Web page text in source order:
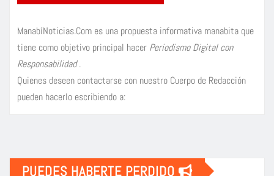
ManabíNoticias.Com es una propuesta informativa manabita que
tiene como objetivo principal hacer Periodismo Digital con
Responsabilidad.
Quienes deseen contactarse con nuestro Cuerpo de Redacción
pueden hacerlo escribiendo a:
PUEDES HABERTE PERDIDO